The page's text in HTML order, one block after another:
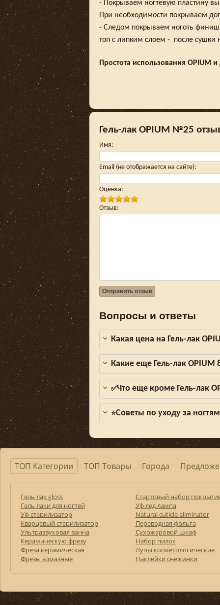
- Покрываем ногтевую пластину
При необходимости покрываем
- Следом покрываем ноготь
топ с липким слоем - после сушки
Простота использования OPIUM и
Гель-лак OPIUM №25
Имя:
Email (не отображается на сайте):
Оценка:
Отзыв:
Отправить отзыв
Вопросы и ответы
Какая цена на Гель-лак
Какие еще Гель-лак
✅Что еще кроме Гель-лак
⭐Советы по уходу за
ТОП Категории ТОП Товары Города
Гель лак gloss
Гель лаки для ногтей
Уф стерилизатор
Кварцевый стерилизатор
Ультразвуковая ванна
Керамическую фрезу
Фреза керамическая
Фрезы алмазные
Стартовый набор
Уф лед лампа
Natural cuticle eliminator
Переводная фольга
Сухожаровой шкаф
Набор пилок
Лупы косметологические
Наклейки снежинки